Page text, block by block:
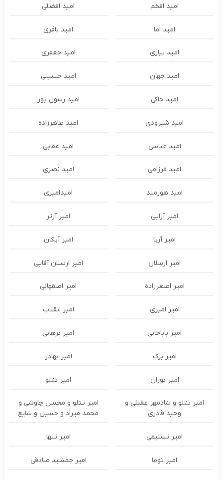
امید افخم امید افضلی
امید اما امید باقری
امید بیاری امید جعفری
امید جهان امید حسینی
امید خاکی امید رسول پور
امید شیرودی امید طاهرزاده
امید عباسی امید عقابی
امید فرزامی امید نصری
امید هورمند امیدامیری
امیر آرایی امیر آرتر
امیر آریا امیر آیکان
امیر ارسلان امیر ارسلان آقایی
امیر اصغرزاده امیر اصفهانی
امیر امیری امیر انقلاب
امیر باباجانی امیر برهانی
امیر برک امیر بهادر
امیر بوران امیر تتلو
امیر تتلو و شادمهر عقیلی و
وحید قادری
امیر تتلو و محسن چاوشی و
محمد میراد و حسین و شایع
امیر تسلیمی امیر تنها
امیر توما امیر جمشید صادقی